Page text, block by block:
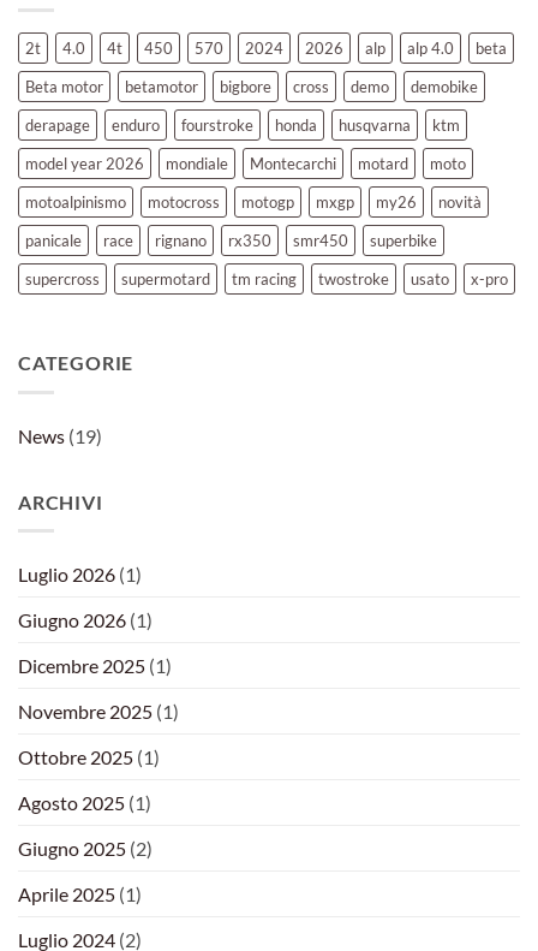
PRO
2026
2t 4.0 4t 450 570 2024 2026 alp alp 4.0
beta
Beta motor
betamotor bigbore cross demo
demobike
derapage
enduro fourstroke honda husqvarna
ktm
model year 2026
mondiale Montecarchi motard
moto
motoalpinismo
motocross motogp mxgp my26
novità
panicale
race rignano rx350 smr450
superbike
supercross
supermotard tm racing twostroke usato x-pro
CATEGORIE
News (19)
ARCHIVI
Luglio 2026 (1)
Giugno 2026 (1)
Dicembre 2025 (1)
Novembre 2025 (1)
Ottobre 2025 (1)
Agosto 2025 (1)
Giugno 2025 (2)
Aprile 2025 (1)
Luglio 2024 (2)